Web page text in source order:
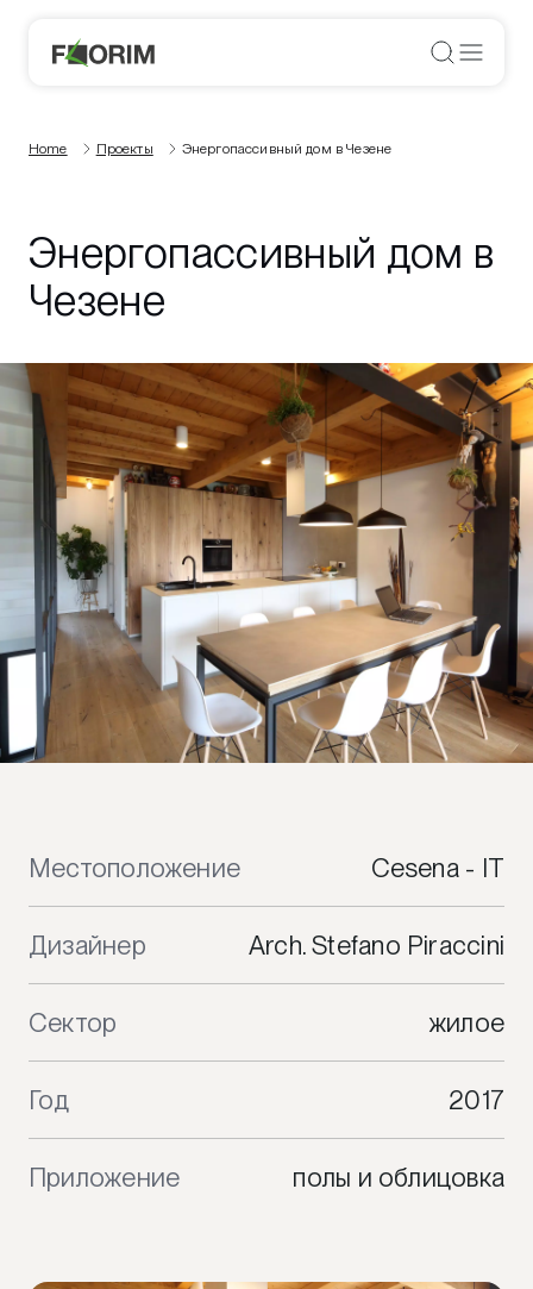
Home Проекты Энергопассивный дом в Чезене
Энергопассивный дом в
Чезене
Местоположение Cesena - IT
Дизайнер Arch. Stefano Piraccini
Сектор жилое
Год 2017
Приложение полы и облицовка